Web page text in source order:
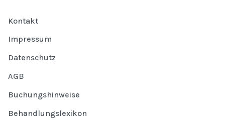
Kontakt
Impressum
Datenschutz
AGB
Buchungshinweise
Behandlungslexikon